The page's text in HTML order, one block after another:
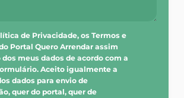
de Privacidade, os Termos e
Portal Quero Arrendar assim
dos meus dados de acordo com a
Aceito igualmente a
dados para envio de
quer do portal, quer de